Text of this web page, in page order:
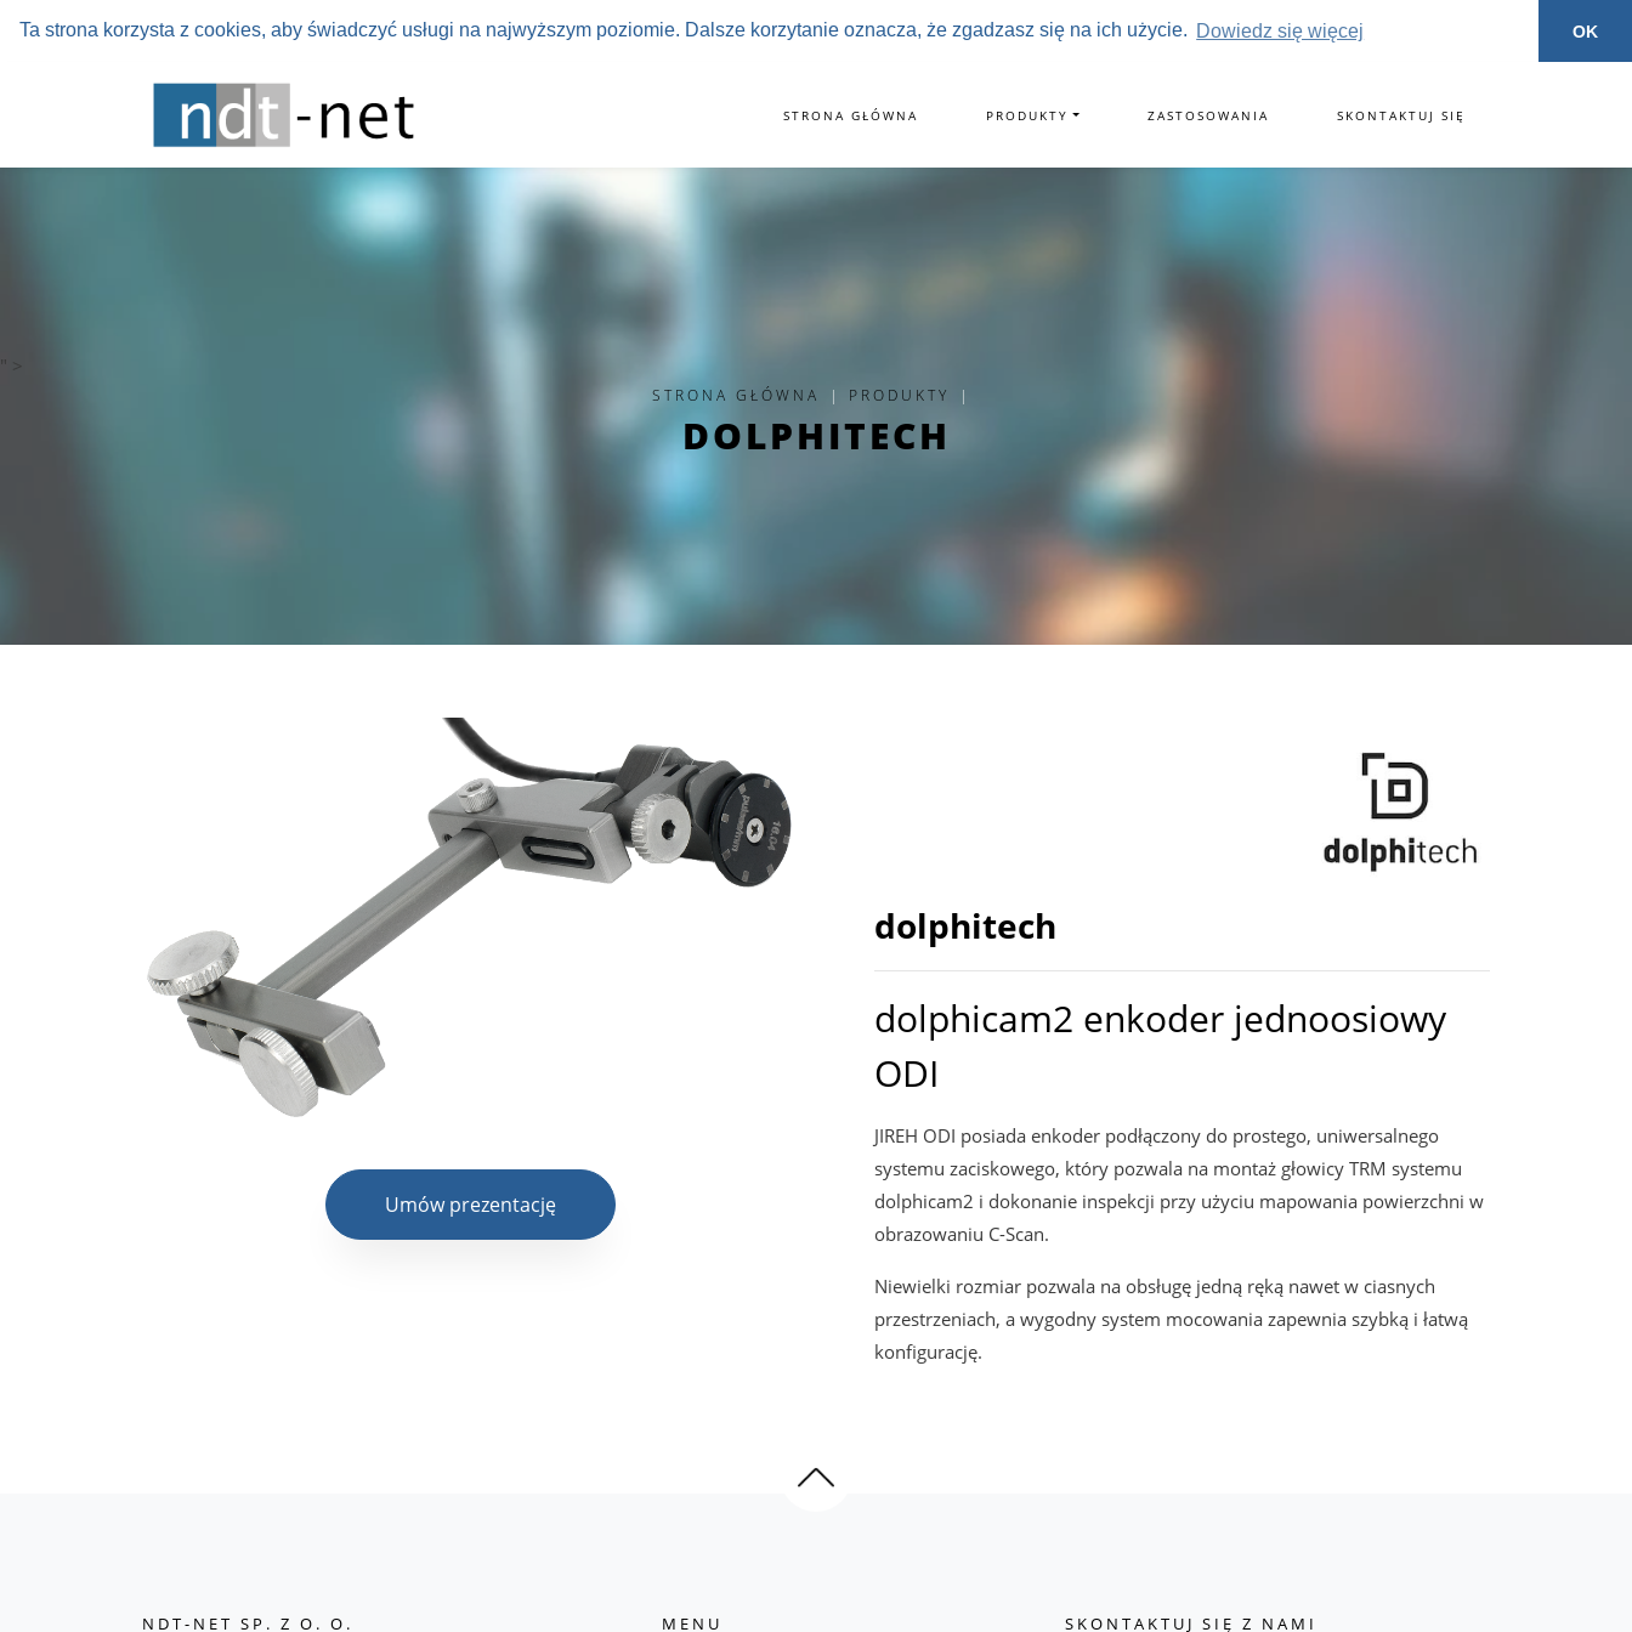
Ta strona korzysta z cookies, aby świadczyć usługi na najwyższym poziomie. Dalsze korzytanie oznacza, że zgadzasz się na ich użycie. Dowiedz się więcej OK
STRONA GŁÓWNA PRODUKTY ZASTOSOWANIA SKONTAKTUJ SIĘ
" >
STRONA GŁÓWNA | PRODUKTY |
DOLPHITECH
Umów prezentację
dolphitech
dolphicam2 enkoder jednoosiowy
ODI
JIREH ODI posiada enkoder podłączony do prostego, uniwersalnego
systemu zaciskowego, który pozwala na montaż głowicy TRM systemu
dolphicam2 i dokonanie inspekcji przy użyciu mapowania powierzchni w
obrazowaniu C-Scan.
Niewielki rozmiar pozwala na obsługę jedną ręką nawet w ciasnych
przestrzeniach, a wygodny system mocowania zapewnia szybką i łatwą
konfigurację.
NDT-NET SP. Z O. O. MENU SKONTAKTUJ SIĘ Z NAMI